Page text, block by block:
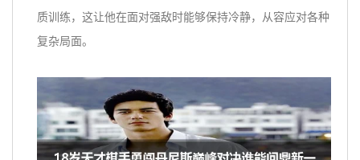
质训练，这让他在面对强敌时能够保持冷静，从容应对各种
复杂局面。